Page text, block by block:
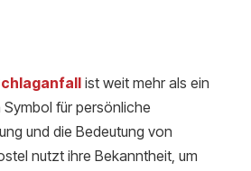
ist weit mehr als ein
für persönliche
und die Bedeutung von
nutzt ihre Bekanntheit, um